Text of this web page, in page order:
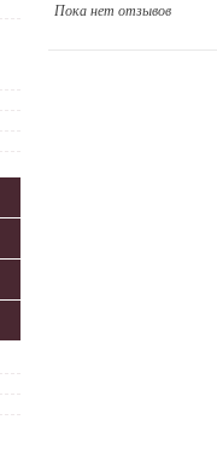
Пока нет отзывов